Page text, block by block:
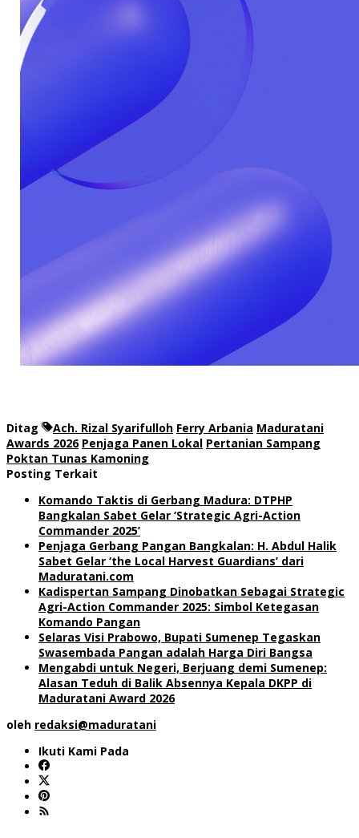
Ditag Ach. Rizal Syarifulloh Ferry Arbania Maduratani
Awards 2026 Penjaga Panen Lokal Pertanian Sampang
Poktan Tunas Kamoning
Posting Terkait
Komando Taktis di Gerbang Madura: DTPHP
Bangkalan Sabet Gelar ‘Strategic Agri-Action
Commander 2025’
Penjaga Gerbang Pangan Bangkalan: H. Abdul Halik
Sabet Gelar ‘the Local Harvest Guardians’ dari
Maduratani.com
Kadispertan Sampang Dinobatkan Sebagai Strategic
Agri-Action Commander 2025: Simbol Ketegasan
Komando Pangan
Selaras Visi Prabowo, Bupati Sumenep Tegaskan
Swasembada Pangan adalah Harga Diri Bangsa
Mengabdi untuk Negeri, Berjuang demi Sumenep:
Alasan Teduh di Balik Absennya Kepala DKPP di
Maduratani Award 2026
oleh redaksi@maduratani
Ikuti Kami Pada